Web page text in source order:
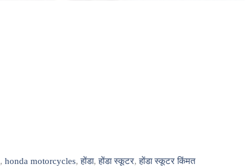
,honda motorcycles,होंडा,होंडा स्कूटर,होंडा स्कूटर किंमत